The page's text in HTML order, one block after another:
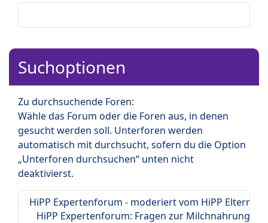
Suchoptionen
Zu durchsuchende Foren:
Wähle das Forum oder die Foren aus, in denen
gesucht werden soll. Unterforen werden
automatisch mit durchsucht, sofern du die Option
„Unterforen durchsuchen“ unten nicht
deaktivierst.